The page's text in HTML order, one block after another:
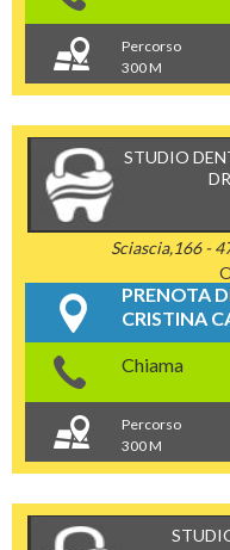
Percorso
300 M
STUDIO
Sciascia,166 -
PRENOTA
CRISTINA
Chiama
Percorso
300 M